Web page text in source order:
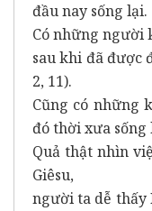
đầu nay sống lại.
Có những người
sau khi đã được
2, 11).
Cũng có những
đó thời xưa sống
Quả thật nhìn
Giêsu,
người ta dễ thấy